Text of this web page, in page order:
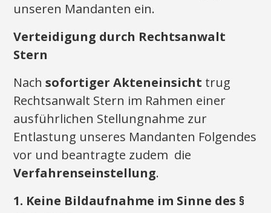
unseren Mandanten ein.
Verteidigung durch Rechtsanwalt
Stern
Nachsofortiger Akteneinsicht trug
Rechtsanwalt Stern im Rahmen einer
ausführlichen Stellungnahme zur
Entlastung unseres Mandanten Folgendes
vor und beantragte zudem die
Verfahrenseinstellung.
1. Keine Bildaufnahme im Sinne des §